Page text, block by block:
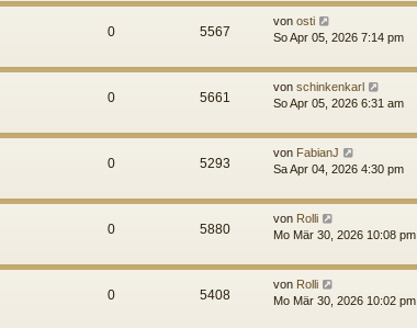
0 5567
von osti
So Apr 05, 2026 7:14 pm
0 5661
von schinkenkarl
So Apr 05, 2026 6:31 am
0 5293
von FabianJ
Sa Apr 04, 2026 4:30 pm
0 5880
von Rolli
Mo Mär 30, 2026 10:08 pm
0 5408
von Rolli
Mo Mär 30, 2026 10:02 pm